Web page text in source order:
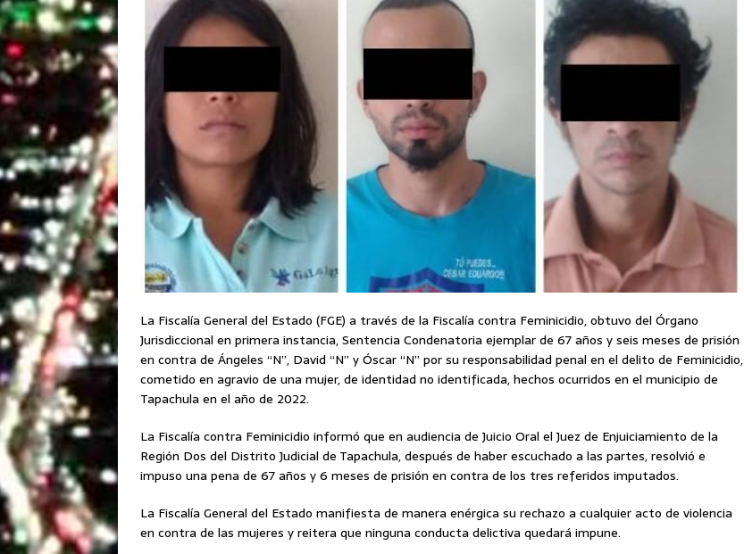
La Fiscalía General del Estado (FGE) a través de la Fiscalía contra Feminicidio, obtuvo del Órgano
Jurisdiccional en primera instancia, Sentencia Condenatoria ejemplar de 67 años y seis meses de prisión
en contra de Ángeles “N”, David “N” y Óscar “N” por su responsabilidad penal en el delito de Feminicidio,
cometido en agravio de una mujer, de identidad no identificada, hechos ocurridos en el municipio de
Tapachula en el año de 2022.
La Fiscalía contra Feminicidio informó que en audiencia de Juicio Oral el Juez de Enjuiciamiento de la
Región Dos del Distrito Judicial de Tapachula, después de haber escuchado a las partes, resolvió e
impuso una pena de 67 años y 6 meses de prisión en contra de los tres referidos imputados.
La Fiscalía General del Estado manifiesta de manera enérgica su rechazo a cualquier acto de violencia
en contra de las mujeres y reitera que ninguna conducta delictiva quedará impune.